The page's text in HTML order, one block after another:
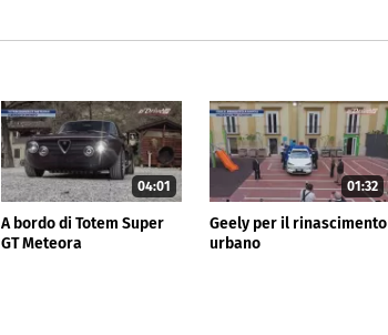
04:01
A bordo di Totem Super
GT Meteora
01:32
Geely per il rinascimento
urbano